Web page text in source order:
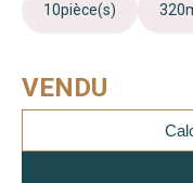
10pièce(s) 320
VENDU